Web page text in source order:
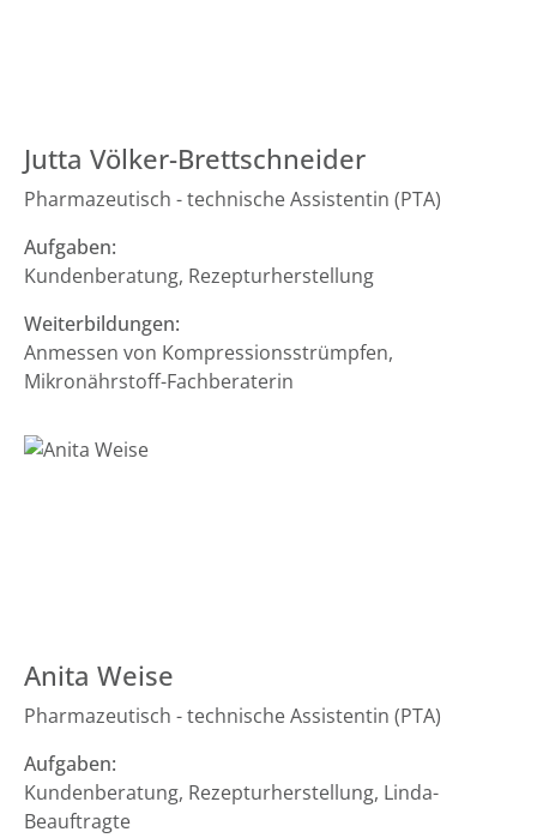
Jutta Völker-Brettschneider
Pharmazeutisch - technische Assistentin (PTA)
Aufgaben:
Kundenberatung, Rezepturherstellung
Weiterbildungen:
Anmessen von Kompressionsstrümpfen,
Mikronährstoff-Fachberaterin
Anita Weise
Pharmazeutisch - technische Assistentin (PTA)
Aufgaben:
Kundenberatung, Rezepturherstellung, Linda-
Beauftragte